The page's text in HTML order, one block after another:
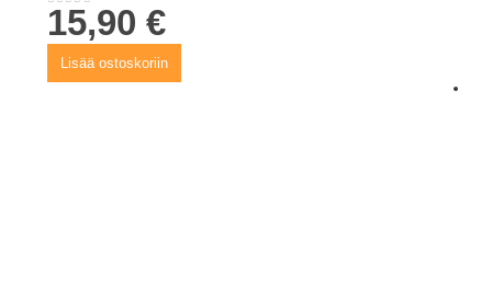
0out of 5
15,90€
Lisää ostoskoriin